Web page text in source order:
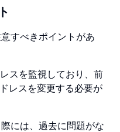
すべきポイントがあ
スを監視しており、前
レスを変更する必要が
には、過去に問題がな